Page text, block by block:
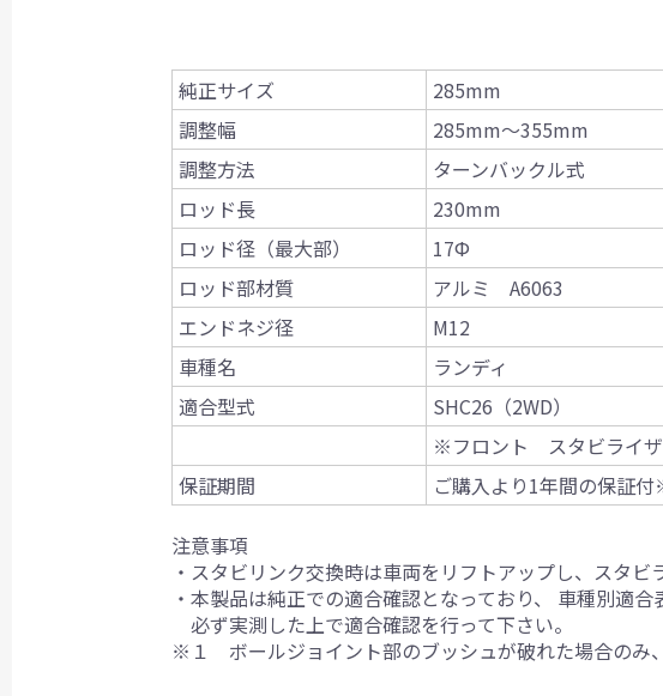
純正サイズ
285mm
調整幅
285mm〜355mm
調整方法
ターンバックル式
ロッド長
230mm
ロッド径（最大部）
17Ф
ロッド部材質
アルミ A6063
エンドネジ径
M12
車種名
ランディ
適合型式
SHC26（2WD）
※フロント スタビライザ
保証期間
ご購入より1年間の保証
注意事項
・スタビリンク交換時は車両をリフトアップし、スタ
・本製品は純正での適合確認となっており、 車種別適
必ず実測した上で適合確認を行って下さい。
※１ ボールジョイント部のブッシュが破れた場合のみ